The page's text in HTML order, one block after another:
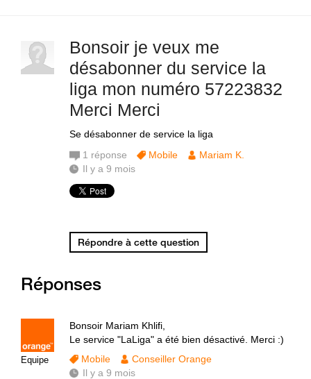
Bonsoir je veux me
désabonner du service la
liga mon numéro 57223832
Merci Merci
Se désabonner de service la liga
1 réponse Mobile
Mariam K.
Il y a 9 mois
Répondre à cette question
Réponses
Equipe
Bonsoir Mariam Khlifi,
Le service "LaLiga" a été bien désactivé. Merci :)
Mobile
Conseiller Orange
Il y a 9 mois